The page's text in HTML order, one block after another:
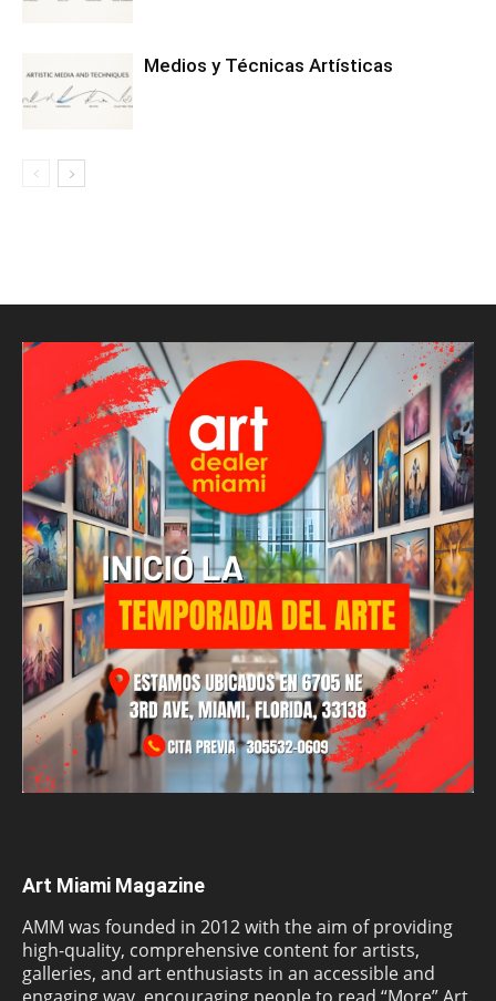
Medios y Técnicas Artísticas
Art Miami Magazine
AMM was founded in 2012 with the aim of providing
high-quality, comprehensive content for artists,
galleries, and art enthusiasts in an accessible and